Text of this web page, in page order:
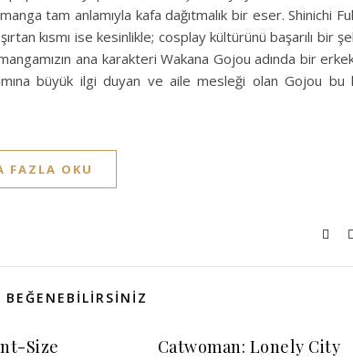
tam anlamıyla kafa dağıtmalık bir eser. Shinichi
kısmı ise kesinlikle; cosplay kültürünü başarılı bir
ana karakteri Wakana Gojou adında bir
büyük ilgi duyan ve aile mesleği olan Gojou bu
FAZLA OKU
Size Catwoman: Lonely City